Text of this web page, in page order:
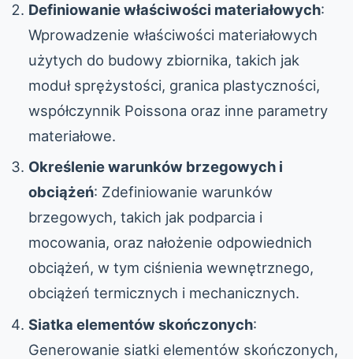
Definiowanie właściwości materiałowych:
Wprowadzenie właściwości materiałowych
użytych do budowy zbiornika, takich jak
moduł sprężystości, granica plastyczności,
współczynnik Poissona oraz inne parametry
materiałowe.
Określenie warunków brzegowych i
obciążeń: Zdefiniowanie warunków
brzegowych, takich jak podparcia i
mocowania, oraz nałożenie odpowiednich
obciążeń, w tym ciśnienia wewnętrznego,
obciążeń termicznych i mechanicznych.
Siatka elementów skończonych:
Generowanie siatki elementów skończonych,